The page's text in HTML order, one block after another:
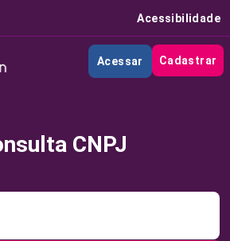
Acessibilidade
Acessar Cadastrar
CNPJ